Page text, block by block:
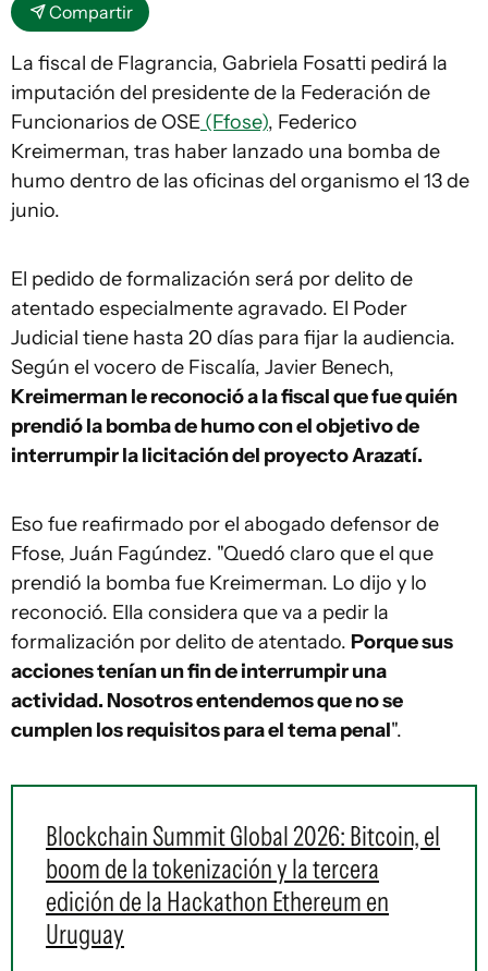
Compartir
La fiscal de Flagrancia, Gabriela Fosatti pedirá la
imputación del presidente de la Federación de
Funcionarios de OSE (Ffose), Federico
Kreimerman, tras haber lanzado una bomba de
humo dentro de las oficinas del organismo el 13 de
junio.
El pedido de formalización será por delito de
atentado especialmente agravado. El Poder
Judicial tiene hasta 20 días para fijar la audiencia.
Según el vocero de Fiscalía, Javier Benech,
Kreimerman le reconoció a la fiscal que fue quién
prendió la bomba de humo con el objetivo de
interrumpir la licitación del proyecto Arazatí.
Eso fue reafirmado por el abogado defensor de
Ffose, Juán Fagúndez. "Quedó claro que el que
prendió la bomba fue Kreimerman. Lo dijo y lo
reconoció. Ella considera que va a pedir la
formalización por delito de atentado. Porque sus
acciones tenían un fin de interrumpir una
actividad. Nosotros entendemos que no se
cumplen los requisitos para el tema penal".
Blockchain Summit Global 2026: Bitcoin, el
boom de la tokenización y la tercera
edición de la Hackathon Ethereum en
Uruguay